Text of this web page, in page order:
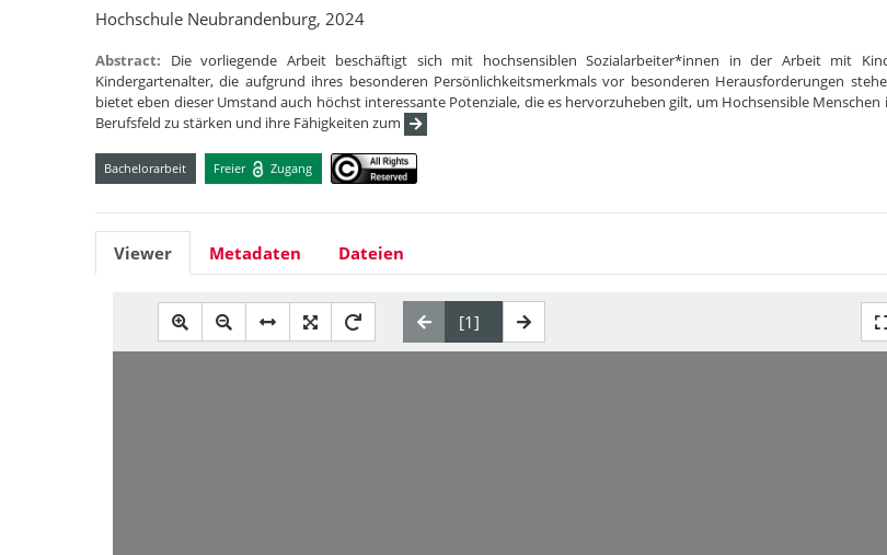
Hochschule Neubrandenburg, 2024
Abstract: Die vorliegende Arbeit beschäftigt sich mit hochsensiblen Sozialarbeiter*innen in der Arbeit mit
Kindergartenalter, die aufgrund ihres besonderen Persönlichkeitsmerkmals vor besonderen Herausforderungen
bietet eben dieser Umstand auch höchst interessante Potenziale, die es hervorzuheben gilt, um Hochsensible Menschen
Berufsfeld zu stärken und ihre Fähigkeiten zum
Bachelorarbeit Freier Zugang
Viewer Metadaten Dateien